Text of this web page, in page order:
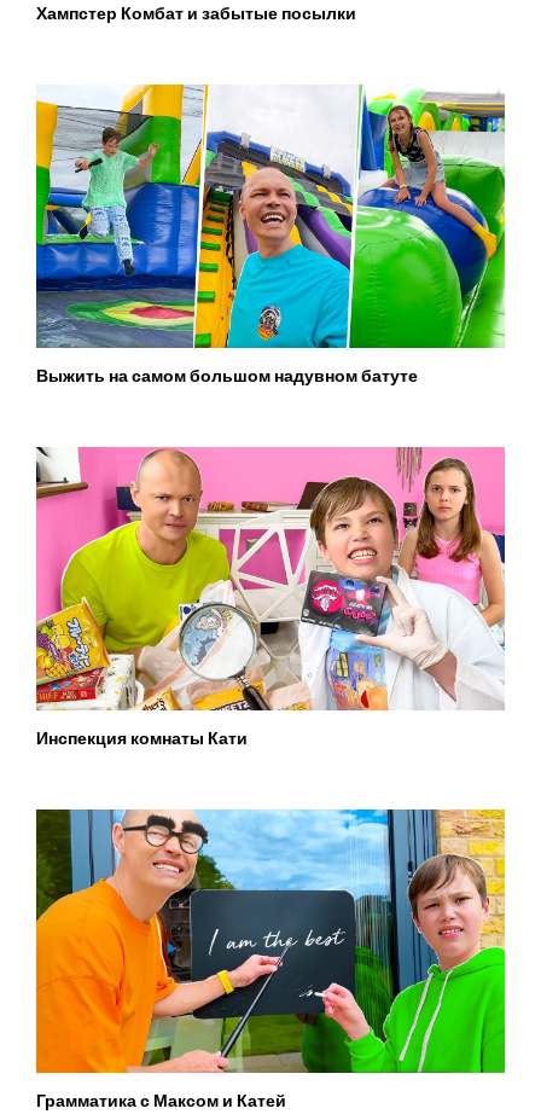
Хампстер Комбат и забытые посылки
Выжить на самом большом надувном батуте
Инспекция комнаты Кати
Грамматика с Максом и Катей